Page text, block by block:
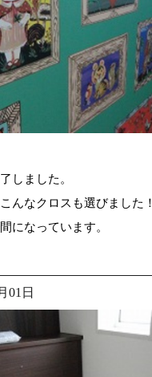
しました。
んなクロスも選びました！
になっています。
01日